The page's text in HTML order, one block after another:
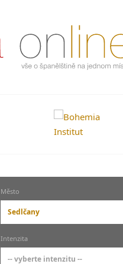
Město
Sedlčany
-- vyberte město --
pražské městské části
Intenzita
-- vyberte intenzitu --